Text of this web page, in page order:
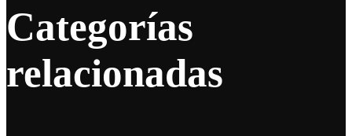
Categorías
relacionadas